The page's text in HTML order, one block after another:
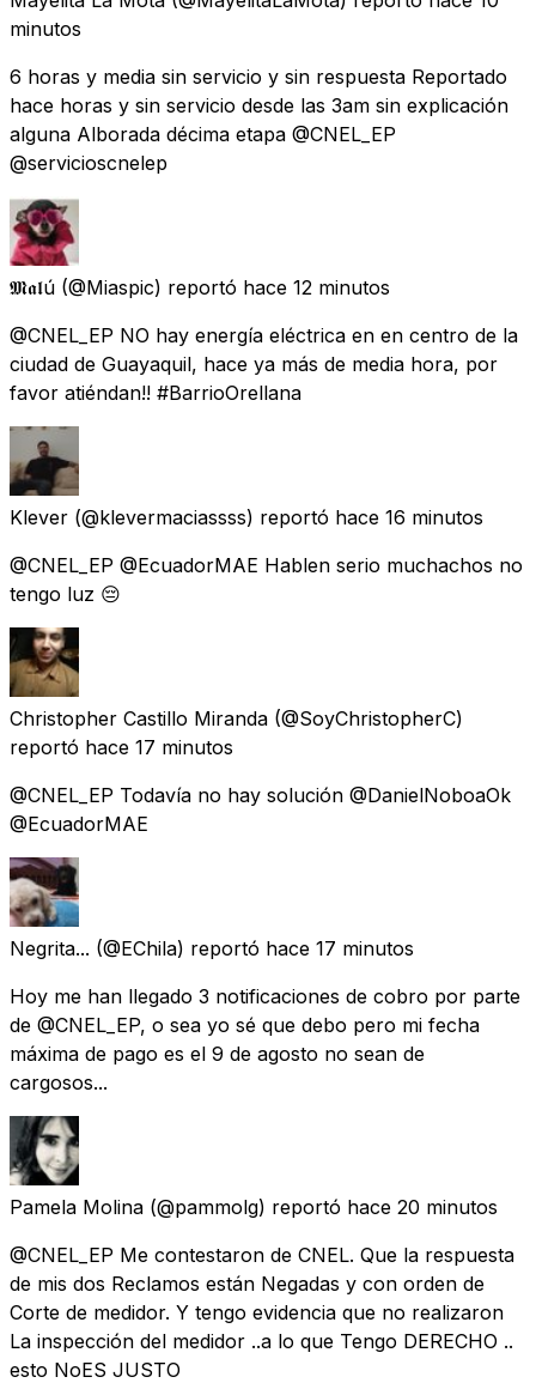
minutos
6 horas y media sin servicio y sin respuesta Reportado
hace horas y sin servicio desde las 3am sin explicación
alguna Alborada décima etapa @CNEL_EP
@servicioscnelep
𝕸𝖆𝖑ú (@Miaspic) reportó hace 12 minutos
@CNEL_EP NO hay energía eléctrica en en centro de la
ciudad de Guayaquil, hace ya más de media hora, por
favor atiéndan!! #BarrioOrellana
Klever (@klevermaciassss) reportó hace 16 minutos
@CNEL_EP @EcuadorMAE Hablen serio muchachos no
tengo luz 😔
Christopher Castillo Miranda (@SoyChristopherC)
reportó hace 17 minutos
@CNEL_EP Todavía no hay solución @DanielNoboaOk
@EcuadorMAE
Negrita... (@EChila) reportó hace 17 minutos
Hoy me han llegado 3 notificaciones de cobro por parte
de @CNEL_EP, o sea yo sé que debo pero mi fecha
máxima de pago es el 9 de agosto no sean de
cargosos...
Pamela Molina (@pammolg) reportó hace 20 minutos
@CNEL_EP Me contestaron de CNEL. Que la respuesta
de mis dos Reclamos están Negadas y con orden de
Corte de medidor. Y tengo evidencia que no realizaron
La inspección del medidor ..a lo que Tengo DERECHO ..
esto NoES JUSTO